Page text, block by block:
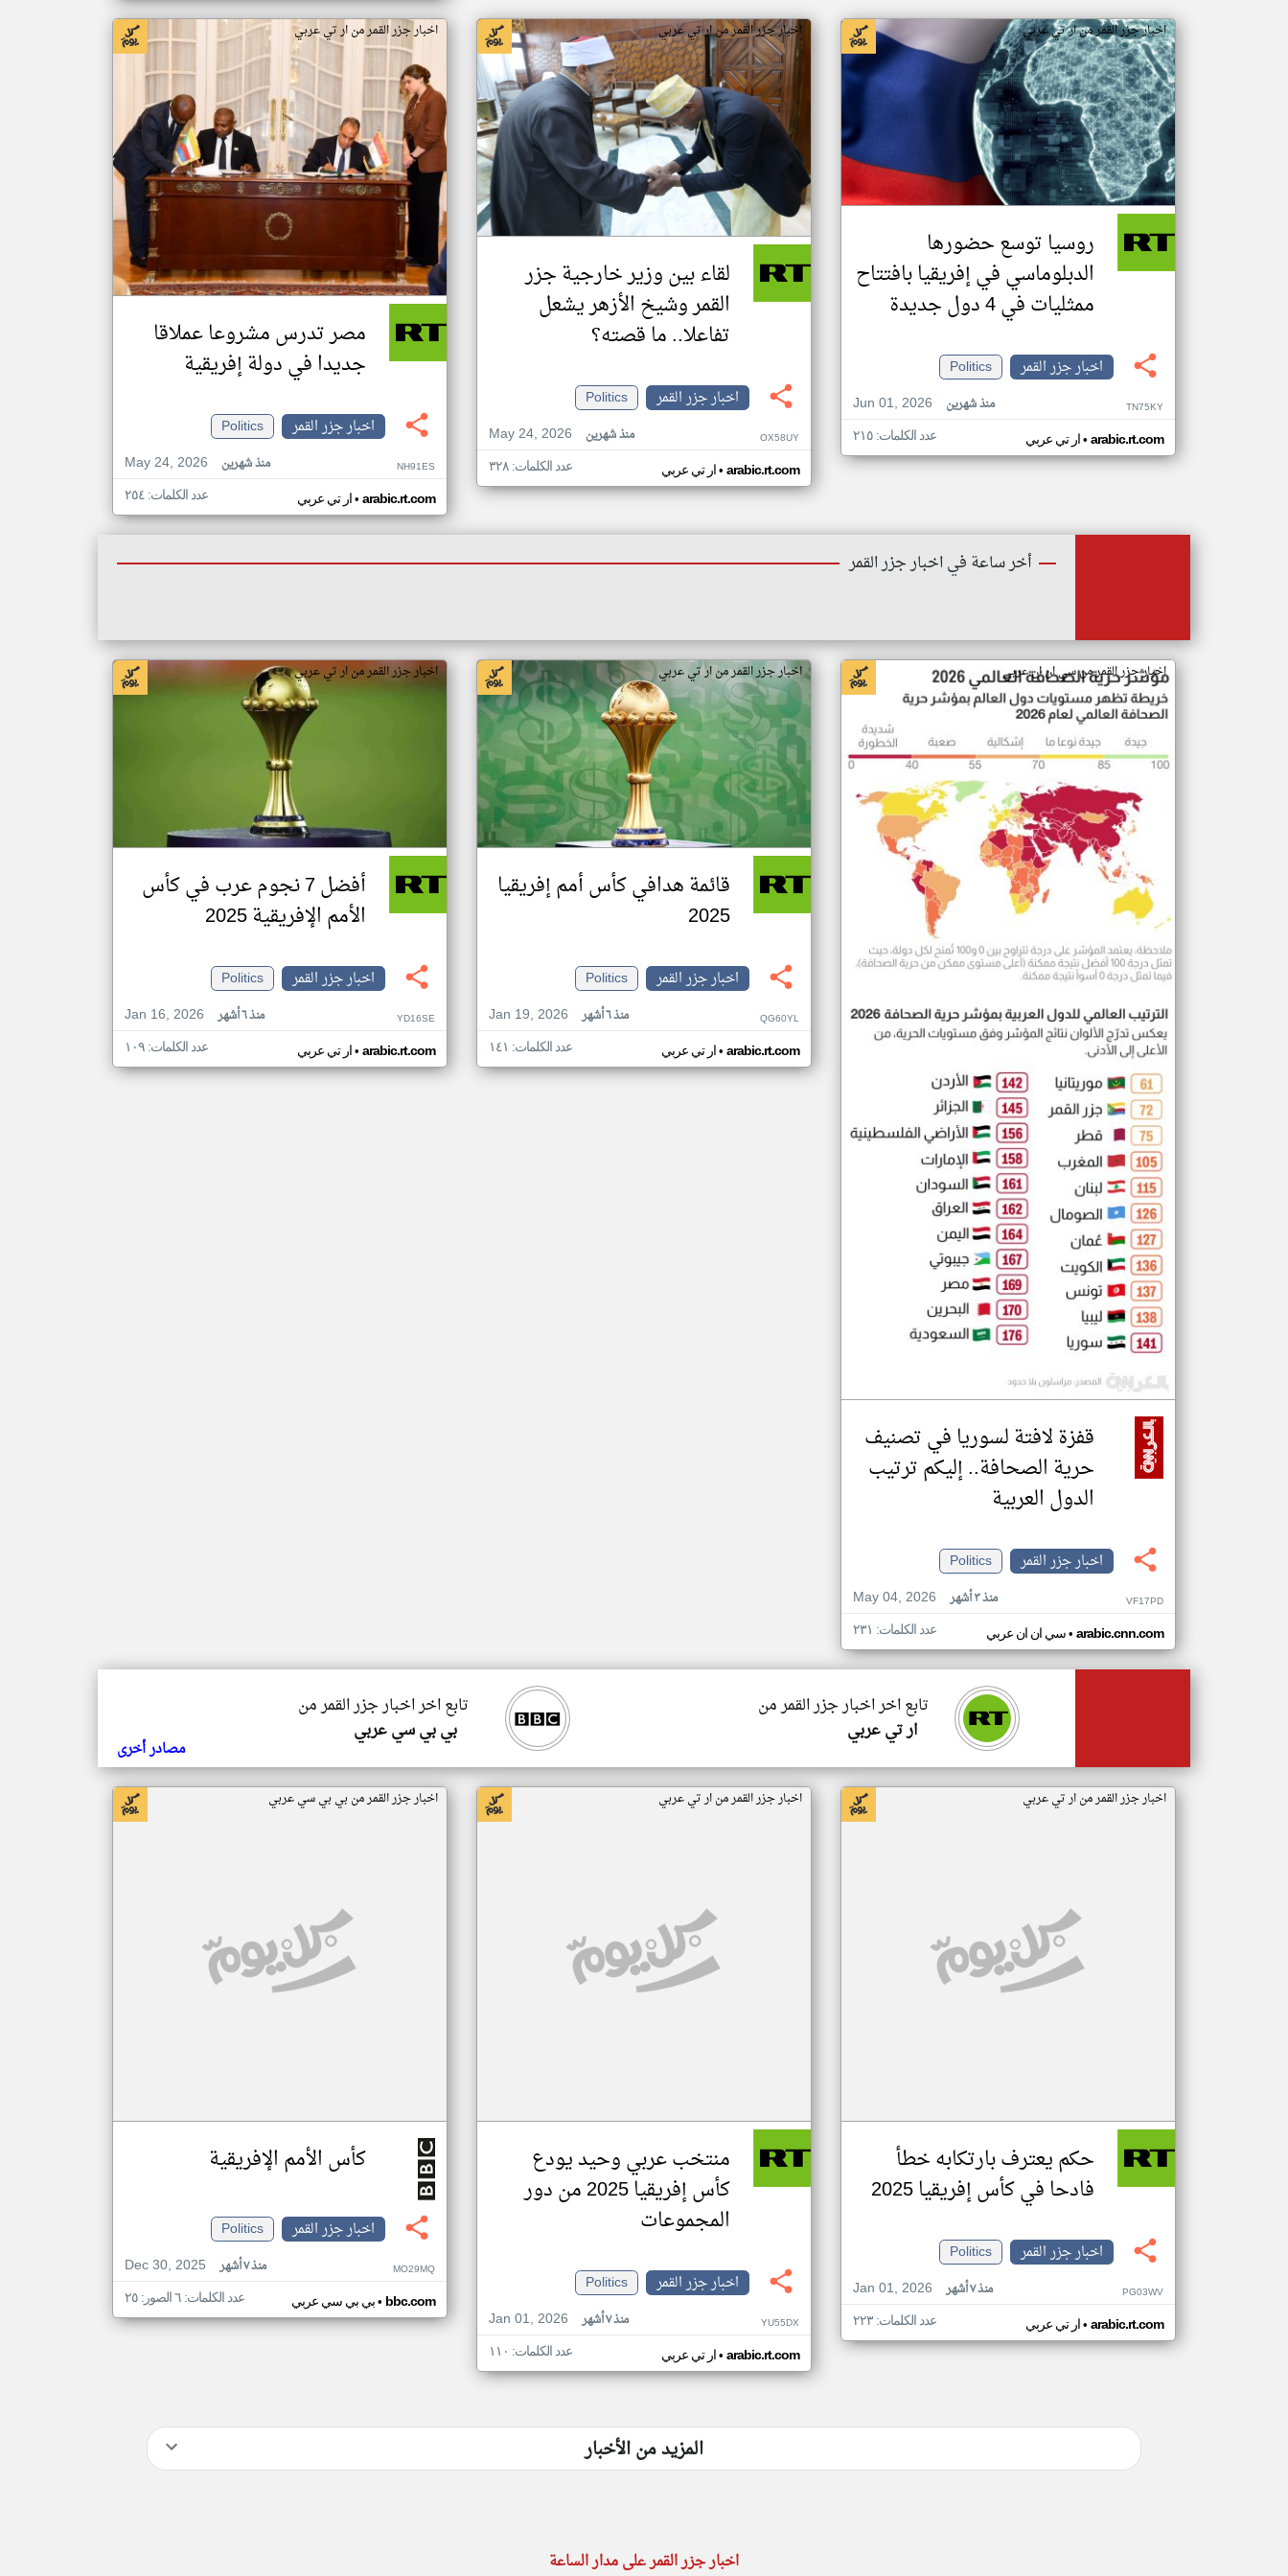
اخبار جزر القمر من ار تي عربي
روسيا توسع حضورها
الدبلوماسي في إفريقيا بافتتاح
ممثليات في 4 دول جديدة
اخبار جزر القمر
Politics
Jun 01, 2026
منذ شهرين TN75KY
ار تي عربي• arabic.rt.com عدد الكلمات: ٢١٥
اخبار جزر القمر من ار تي عربي
لقاء بين وزير خارجية جزر
القمر وشيخ الأزهر يشعل
تفاعلا.. ما قصته؟
اخبار جزر القمر
Politics
May 24, 2026
منذ شهرين OX58UY
ار تي عربي• arabic.rt.com عدد الكلمات: ٣٢٨
اخبار جزر القمر من ار تي عربي
مصر تدرس مشروعا عملاقا
جديدا في دولة إفريقية
اخبار جزر القمر
Politics
May 24, 2026
منذ شهرين NH91ES
ار تي عربي• arabic.rt.com عدد الكلمات: ٢٥٤
أخر ساعة في اخبار جزر القمر
اخبار جزر القمر من سي ان ان عربي
قفزة لافتة لسوريا في تصنيف
حرية الصحافة.. إليكم ترتيب
الدول العربية
اخبار جزر القمر
Politics
May 04, 2026
منذ ٣ أشهر VF17PD
سي ان ان عربي• arabic.cnn.com عدد الكلمات: ٢٣١
اخبار جزر القمر من ار تي عربي
قائمة هدافي كأس أمم إفريقيا
2025
اخبار جزر القمر
Politics
Jan 19, 2026
منذ ٦ أشهر QG60YL
ار تي عربي• arabic.rt.com عدد الكلمات: ١٤١
اخبار جزر القمر من ار تي عربي
أفضل 7 نجوم عرب في كأس
الأمم الإفريقية 2025
اخبار جزر القمر
Politics
Jan 16, 2026
منذ ٦ أشهر YD16SE
ار تي عربي• arabic.rt.com عدد الكلمات: ١٠٩
تابع اخر اخبار جزر القمر من
بي بي سي عربي
تابع اخر اخبار جزر القمر من
ار تي عربي
مصادر أخرى
اخبار جزر القمر من ار تي عربي
حكم يعترف بارتكابه خطأ
فادحا في كأس إفريقيا 2025
اخبار جزر القمر
Politics
Jan 01, 2026
منذ ٧ أشهر PG03WV
ار تي عربي• arabic.rt.com عدد الكلمات: ٢٢٣
اخبار جزر القمر من ار تي عربي
منتخب عربي وحيد يودع
كأس إفريقيا 2025 من دور
المجموعات
اخبار جزر القمر
Politics
Jan 01, 2026
منذ ٧ أشهر YU55DX
ار تي عربي• arabic.rt.com عدد الكلمات: ١١٠
اخبار جزر القمر من بي بي سي عربي
كأس الأمم الإفريقية
اخبار جزر القمر
Politics
Dec 30, 2025
منذ ٧ أشهر MO29MQ
بي بي سي عربي• bbc.com عدد الكلمات: ٦ الصور: ٢٥
المزيد من الأخبار
اخبار جزر القمر على مدار الساعة